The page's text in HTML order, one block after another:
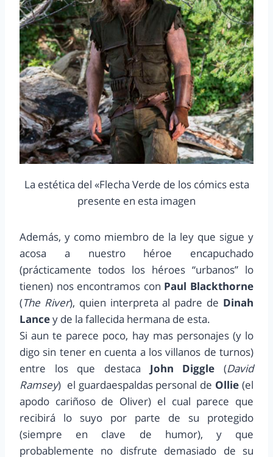
La estética del «Flecha Verde de los cómics esta
presente en esta imagen
Además, y como miembro de la ley que sigue y
acosa a nuestro héroe encapuchado
(prácticamente todos los héroes “urbanos” lo
tienen) nos encontramos con Paul Blackthorne
(The River), quien interpreta al padre de Dinah
Lancey de la fallecida hermana de esta.
Si aun te parece poco, hay mas personajes (y lo
digo sin tener en cuenta a los villanos de turnos)
entre los que destaca John Diggle (David
Ramsey) el guardaespaldas personal de Ollie (el
apodo cariñoso de Oliver) el cual parece que
recibirá lo suyo por parte de su protegido
(siempre en clave de humor), y que
probablemente no disfrute demasiado de su